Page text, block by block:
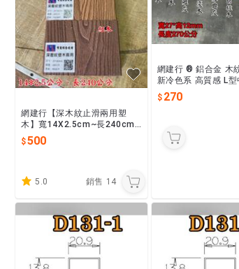
網建行【深木紋止滑兩用塑
木】寬14X2.5cm~長240cm
☆每支500元 【胡桃 柚木 紅
木】3種顏色可供選擇
500
5.0 銷售 14
網建行 ® 鋁合金 木
新冷色系 高質感 L型
X12mm 現貨供應中
區可自取
270